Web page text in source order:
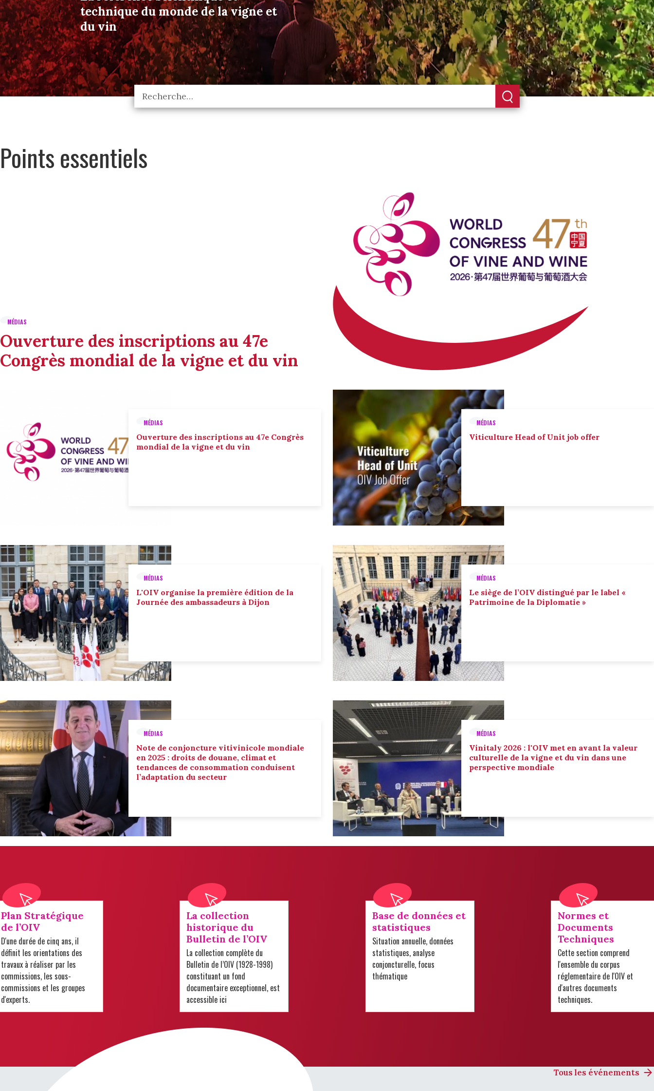
technique du monde de la vigne et
du vin
Points essentiels
MÉDIAS
Ouverture des inscriptions au 47e
Congrès mondial de la vigne et du vin
MÉDIAS
Ouverture des inscriptions au 47e Congrès
mondial de la vigne et du vin
MÉDIAS
Viticulture Head of Unit job offer
MÉDIAS
L'OIV organise la première édition de la
Journée des ambassadeurs à Dijon
MÉDIAS
Le siège de l’OIV distingué par le label «
Patrimoine de la Diplomatie »
MÉDIAS
Note de conjoncture vitivinicole mondiale
en 2025 : droits de douane, climat et
tendances de consommation conduisent
l’adaptation du secteur
MÉDIAS
Vinitaly 2026 : l'OIV met en avant la valeur
culturelle de la vigne et du vin dans une
perspective mondiale
Plan Stratégique
de l’OIV
D'une durée de cinq ans, il
définit les orientations des
travaux à réaliser par les
commissions, les sous-
commissions et les groupes
d'experts.
La collection
historique du
Bulletin de l’OIV
La collection complète du
Bulletin de l’OIV (1928-1998)
constituant un fond
documentaire exceptionnel, est
accessible ici
Base de données et
statistiques
Situation annuelle, données
statistiques, analyse
conjoncturelle, focus
thématique
Normes et
Documents
Techniques
Cette section comprend
l'ensemble du corpus
réglementaire de l'OIV et
d'autres documents
techniques.
Tous les événements